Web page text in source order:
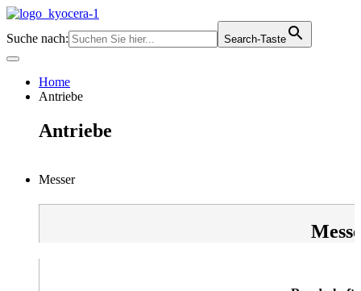
Zum
springen
Suche nach: Search-Taste
Home
Antriebe
Antriebe
Messer